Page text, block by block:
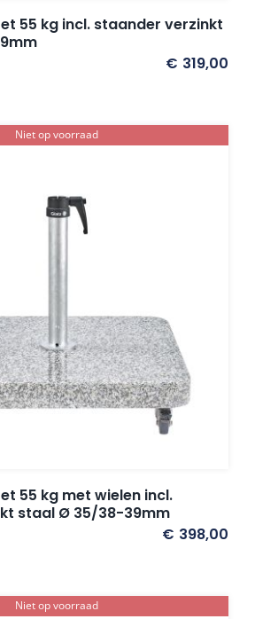
55 kg incl. staander verzinkt
€ 319,00
Niet op voorraad
55 kg met wielen incl.
staal Ø 35/38-39mm
€ 398,00
Niet op voorraad